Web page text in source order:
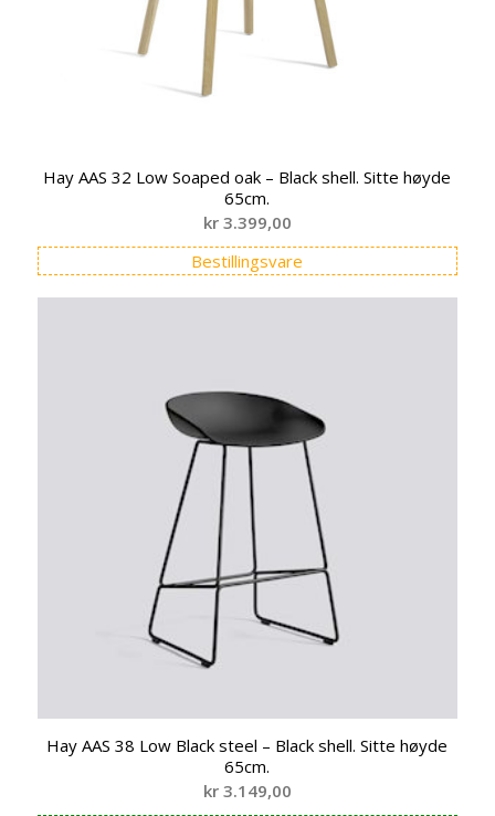
Hay AAS 32 Low Soaped oak – Black shell. Sitte høyde
65cm.
kr3.399,00
Bestillingsvare
Hay AAS 38 Low Black steel – Black shell. Sitte høyde
65cm.
kr3.149,00